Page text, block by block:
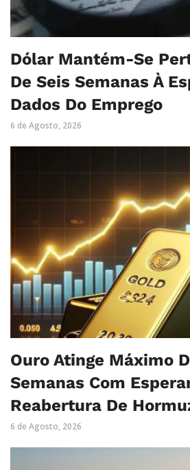
Dólar Mantém-Se
De Seis Semanas À
Dados Do Emprego
6 de Agosto, 2026
Ouro Atinge Máximo
Semanas Com
Reabertura De
6 de Agosto, 2026